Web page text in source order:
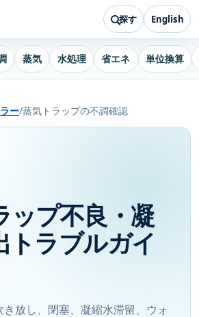
探す English
蒸気 水処理 省エネ 単位換算
ー/蒸気トラップの不調確認
ップ不良・凝
トラブルガイ
放し、閉塞、凝縮水滞留、ウォ